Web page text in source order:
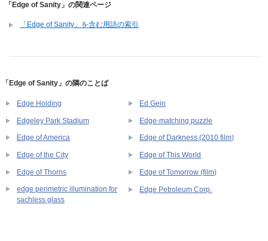
「Edge of Sanity」の関連ページ
「Edge of Sanity」を含む用語の索引
「Edge of Sanity」の隣のことば
Edge Holding Ed Gein
Edgeley Park Stadium Edge-matching puzzle
Edge of America Edge of Darkness (2010 film)
Edge of the City Edge of This World
Edge of Thorns
Edge of Tomorrow (film)
edge perimetric illumination for
sachless glass
Edge Petroleum Corp.